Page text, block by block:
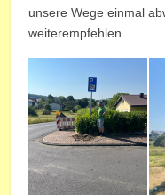
unsere Wege einmal
weiterempfehlen.